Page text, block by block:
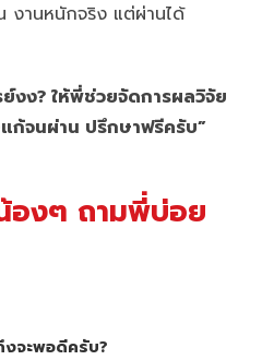
งานหนักจริง แต่ผ่านได้
งง? ให้พี่ช่วยจัดการผลวิจัย
แก้จนผ่าน ปรึกษาฟรีครับ”
องๆ ถามพี่บ่อย
จะพอดีครับ?